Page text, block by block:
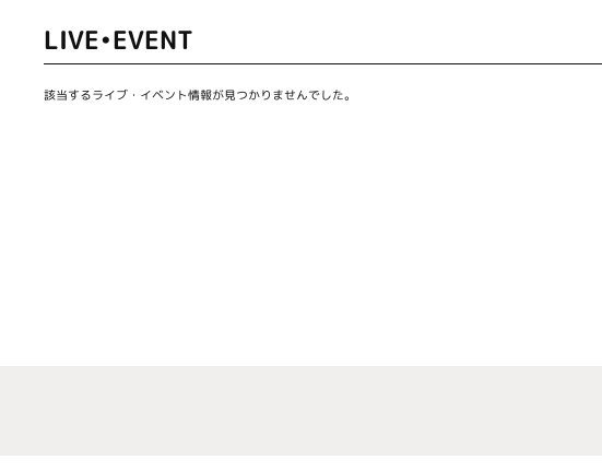
LIVE•EVENT
該当するライブ・イベント情報が見つかりませんでした。